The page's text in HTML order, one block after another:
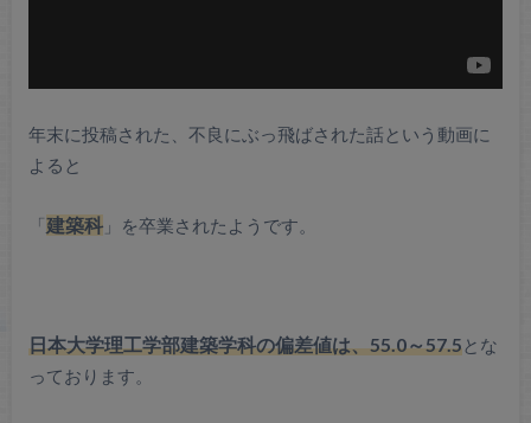
年末に投稿された、不良にぶっ飛ばされた話という動画に
よると
「建築科」を卒業されたようです。
日本大学理工学部建築学科の偏差値は、55.0～57.5とな
っております。